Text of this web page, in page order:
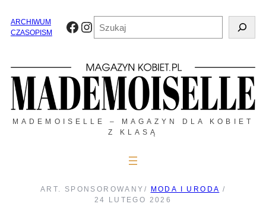
treściARCHIWUM
CZASOPISM
Facebook
Instagram
MADEMOISELLE – MAGAZYN DLA KOBIET
Z KLASĄ
ART. SPONSOROWANY / MODA I URODA /
24 LUTEGO 2026